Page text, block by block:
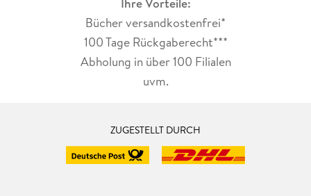
Bücher versandkostenfrei*
100 Tage Rückgaberecht***
Abholung in über 100 Filialen
uvm.
ZUGESTELLT DURCH